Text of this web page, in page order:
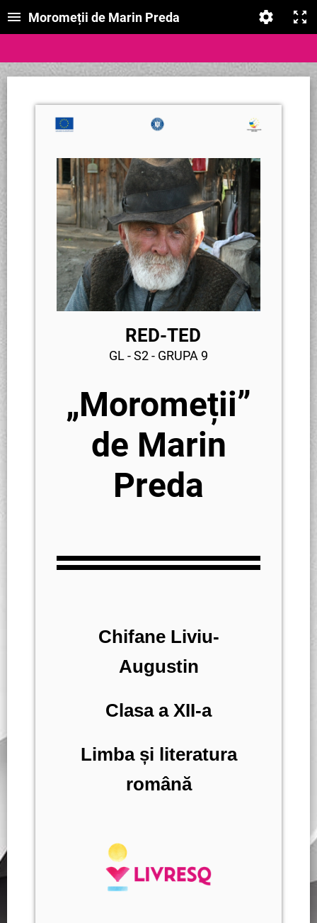
Moromeții de Marin Preda
RED-TED
GL - S2 - GRUPA 9
„Moromeții”
de Marin
Preda
Chifane Liviu-
Augustin
Clasa a XII-a
Limba și literatura
română